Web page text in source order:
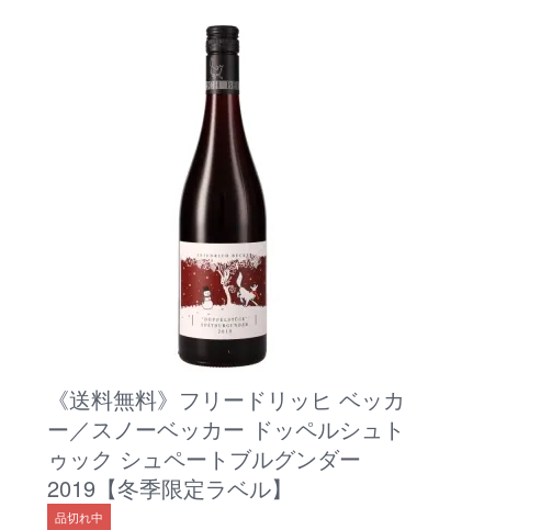
《送料無料》フリードリッヒ ベッカ
ー／スノーベッカー ドッペルシュト
ゥック シュペートブルグンダー
2019【冬季限定ラベル】
品切れ中